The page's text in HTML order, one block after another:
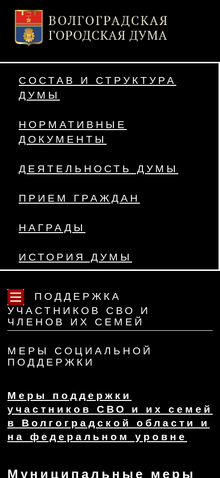
СОСТАВ И СТРУКТУРА
ДУМЫ
НОРМАТИВНЫЕ
ДОКУМЕНТЫ
ДЕЯТЕЛЬНОСТЬ ДУМЫ
ПРИЕМ ГРАЖДАН
НАГРАДЫ
ИСТОРИЯ ДУМЫ
ПОДДЕРЖКА
УЧАСТНИКОВ СВО И
ЧЛЕНОВ ИХ СЕМЕЙ
МЕРЫ СОЦИАЛЬНОЙ
ПОДДЕРЖКИ
Меры поддержки
участников СВО и их семей
в Волгоградской области и
на федеральном уровне
Муниципальные меры